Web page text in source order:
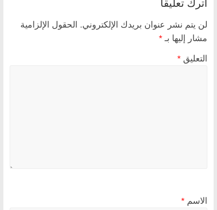
لن يتم نشر عنوان بريدك الإلكتروني. الحقول الإلزامية
مشار إليها بـ *
التعليق *
الاسم *